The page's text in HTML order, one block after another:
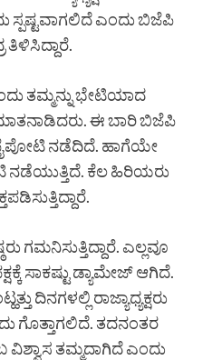
ಸ್ಪಷ್ಟವಾಗಲಿದೆ ಎಂದು ಬಿಜೆಪಿ
ತಿಳಿಸಿದ್ದಾರೆ.
ತಮ್ಮನ್ನು ಭೇಟಿಯಾದ
ಈ ಬಾರಿ ಬಿಜೆಪಿ
ಪೈಪೋಟಿ ನಡೆದಿದೆ. ಹಾಗೆಯೇ
ನಡೆಯುತ್ತಿದೆ. ಕೆಲ ಹಿರಿಯರು
ಗಮನಿಸುತ್ತಿದ್ದಾರೆ. ಎಲ್ಲವೂ
ಸಾಕಷ್ಟು ಡ್ಯಾಮೇಜ್ ಆಗಿದೆ.
ದಿನಗಳಲ್ಲಿ ರಾಜ್ಯಾಧ್ಯಕ್ಷರು
ಗೊತ್ತಾಗಲಿದೆ. ತದನಂತರ
ತಮ್ಮದಾಗಿದೆ ಎಂದು